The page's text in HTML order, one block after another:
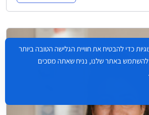
כדי להבטיח את חוויית הגלישה הטובה ביותר
באתר שלנו, נניח שאתה מסכים